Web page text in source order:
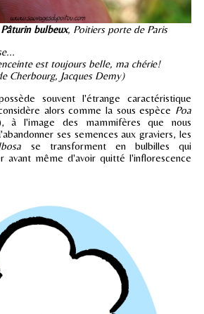
Pâturin bulbeux, Poitiers porte de Paris
est toujours belle, ma chérie!
Cherbourg, Jacques Demy)
souvent l'étrange caractéristique
alors comme la sous espèce Poa
à l'image des mammifères que nous
ses semences aux graviers, les
se transforment en bulbilles qui
avant même d'avoir quitté l'inflorescence